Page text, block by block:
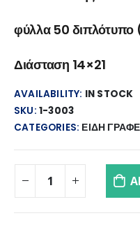
φύλλα 50
Διάσταση 14×21
AVAILABILITY: IN STOCK
SKU: 1-3003
CATEGORIES: ΕΙΔΗ